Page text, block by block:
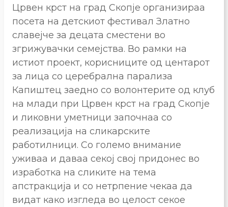
Црвен крст на град Скопје организираа
посета на детскиот фестивал Златно
славејче за децата сместени во
згрижувачки семејства. Во рамки на
истиот проект, корисниците од центарот
за лица со церебрална парализа
Капиштец заедно со волонтерите од клуб
на млади при Црвен крст на град Скопје
и ликовни уметници започнаа со
реализација на сликарските
работилници. Со големо внимание
уживаа и даваа секој свој придoнес во
изработка на сликите на тема
апстракција и со нетрпение чекаа да
видат како изгледа во целост секое